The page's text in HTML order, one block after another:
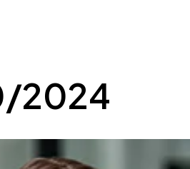
2024